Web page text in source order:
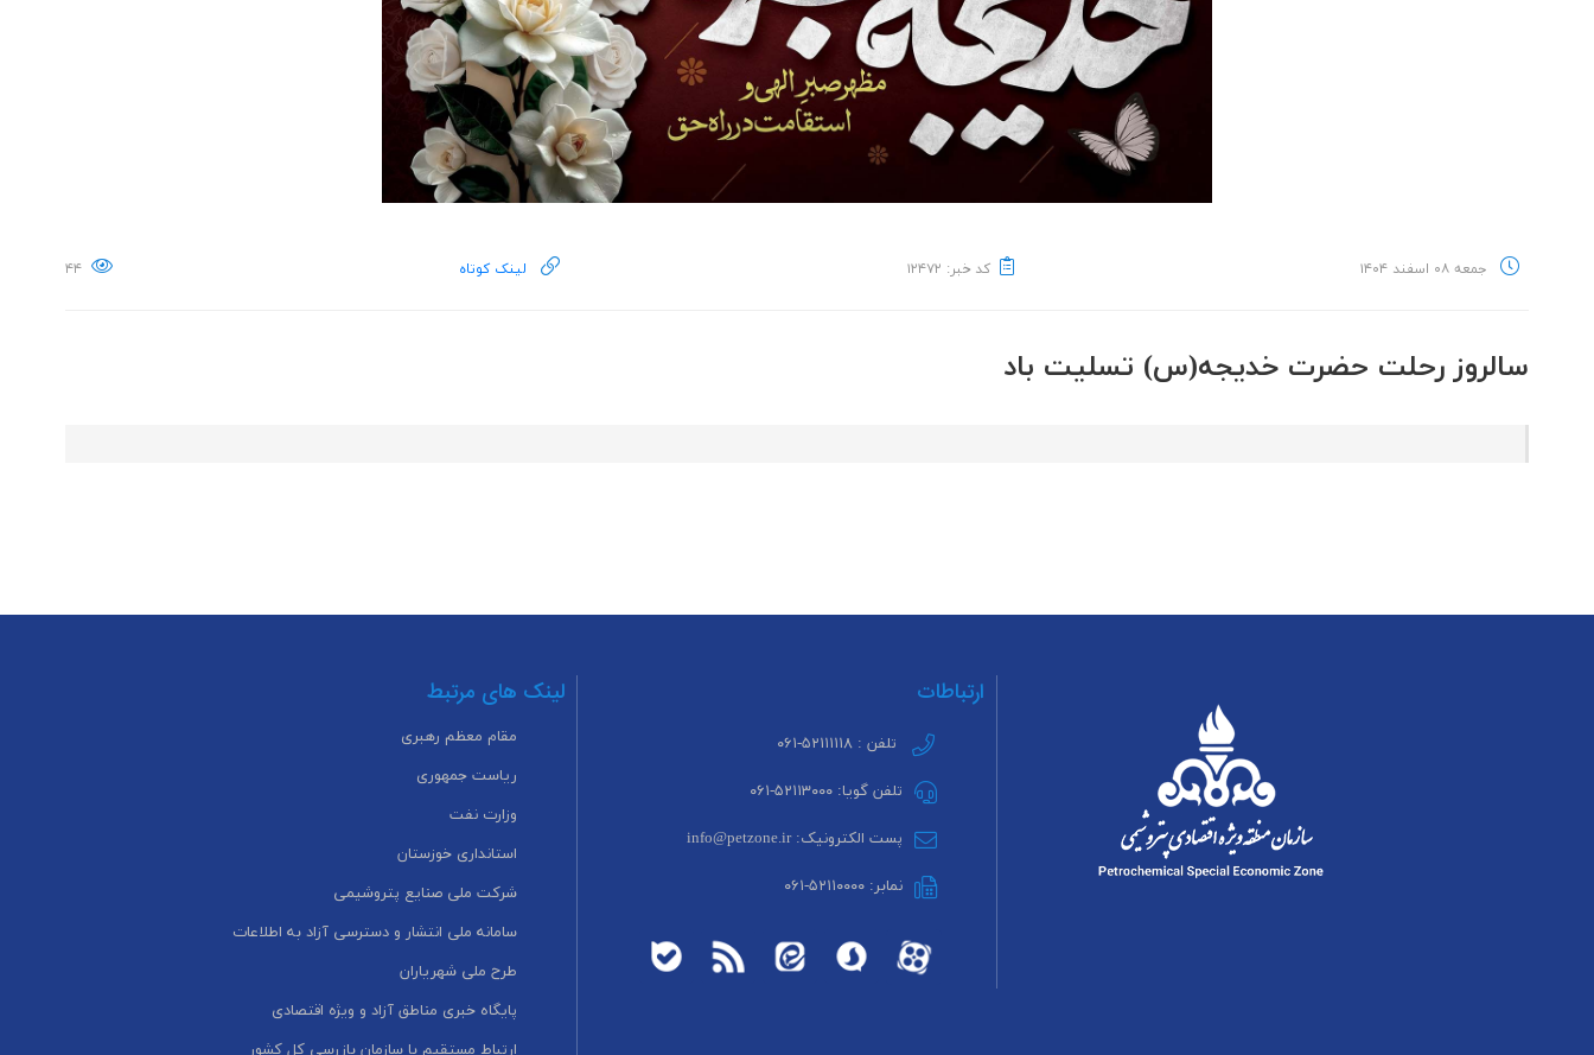
جمعه ۰۸ اسفند ۱۴۰۴ کد خبر: ۱۲۴۷۲ لینک کوتاه ۴۴
سالروز رحلت حضرت خدیجه(س) تسلیت باد
ارتباطات
تلفن : ۵۲۱۱۱۱۱۸-۰۶۱
تلفن گویا: ۵۲۱۱۳۰۰۰-۰۶۱
پست الکترونیک: info@petzone.ir
نمابر: ۵۲۱۱۰۰۰۰-۰۶۱
لینک های مرتبط
مقام معظم رهبری
ریاست جمهوری
وزارت نفت
استانداری خوزستان
شرکت ملی صنایع پتروشیمی
سامانه ملی انتشار و دسترسی آزاد به اطلاعات
طرح ملی شهریاران
پایگاه خبری مناطق آزاد و ویژه اقتصادی
ارتباط مستقیم با سازمان بازرسی کل کشور